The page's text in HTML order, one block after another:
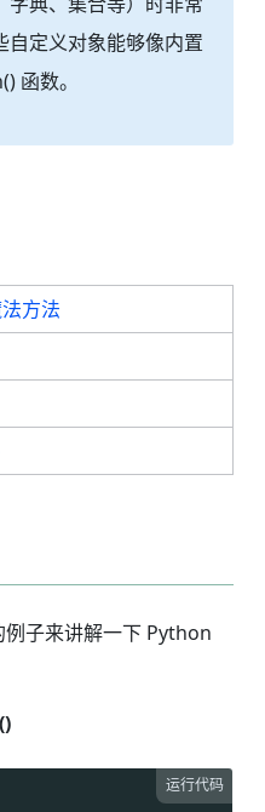
自定义对象能够像内置
函数。
方法
子来讲解一下 Python
运行代码